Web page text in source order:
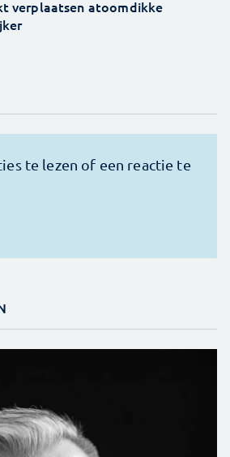
verplaatsen atoomdikke